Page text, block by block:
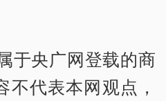
于央广网登载的商
不代表本网观点，